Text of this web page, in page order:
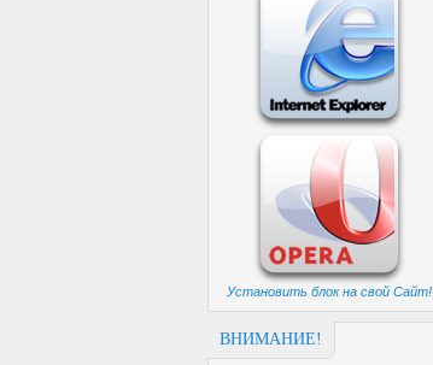
Установить блок на свой Сайт!
ВНИМАНИЕ!